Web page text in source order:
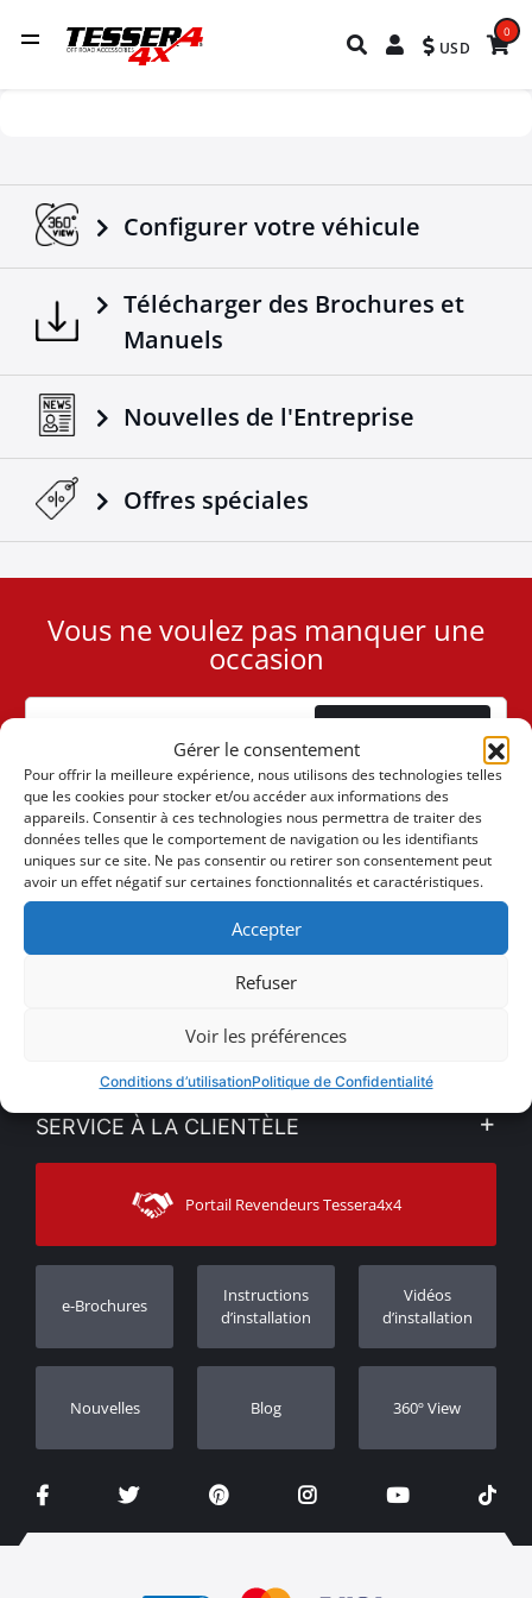
Gérer le consentement
Pour offrir la meilleure expérience, nous utilisons des technologies telles
que les cookies pour stocker et/ou accéder aux informations des
appareils. Consentir à ces technologies nous permettra de traiter des
données telles que le comportement de navigation ou les identifiants
uniques sur ce site. Ne pas consentir ou retirer son consentement peut
avoir un effet négatif sur certaines fonctionnalités et caractéristiques.
Accepter
Refuser
Voir les préférences
Conditions d’utilisationPolitique de Confidentialité
USD
0
Configurer votre véhicule
Télécharger des Brochures et
Manuels
Nouvelles de l'Entreprise
Offres spéciales
User
Cookie
Vous ne voulez pas manquer une
occasion
(+30) 6947901533
(+30) 2105542813
Politique de Confidentialité
Voir nos actualités
Sitemap
VENTES EN LIGNE
Mon compte
Moyens d’expédition
SERVICE À LA CLIENTÈLE
Contacter
Assistance aux clients
Suivi des commandes
Concessionnaires
Portail Revendeurs Tessera4x4
e-Brochures
Instructions
d’installation
Vidéos
d’installation
Nouvelles Blog 360º View